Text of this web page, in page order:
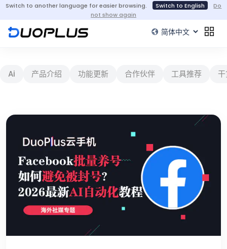
Switch to another language for easier browsing. Switch to English
Do
not show again
Ai 产品介绍 功能更新 合作伙伴 工具推荐